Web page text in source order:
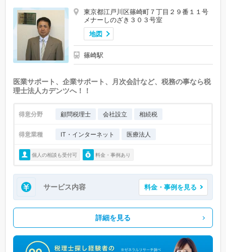
東京都江戸川区篠崎町７丁目２９番１１号
メナーしのざき３０３号室
地図
篠崎駅
医業サポート、企業サポート、月次会計など、税務の事なら税
理士法人カデンツへ！！
得意分野 顧問税理士 会社設立 相続税
得意業種 IT・インターネット 医療法人
個人の相談も受付可 料金・事例あり
サービス内容 料金・事例を見る
詳細を見る